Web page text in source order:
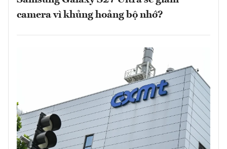
camera vì khủng hoảng bộ nhớ?